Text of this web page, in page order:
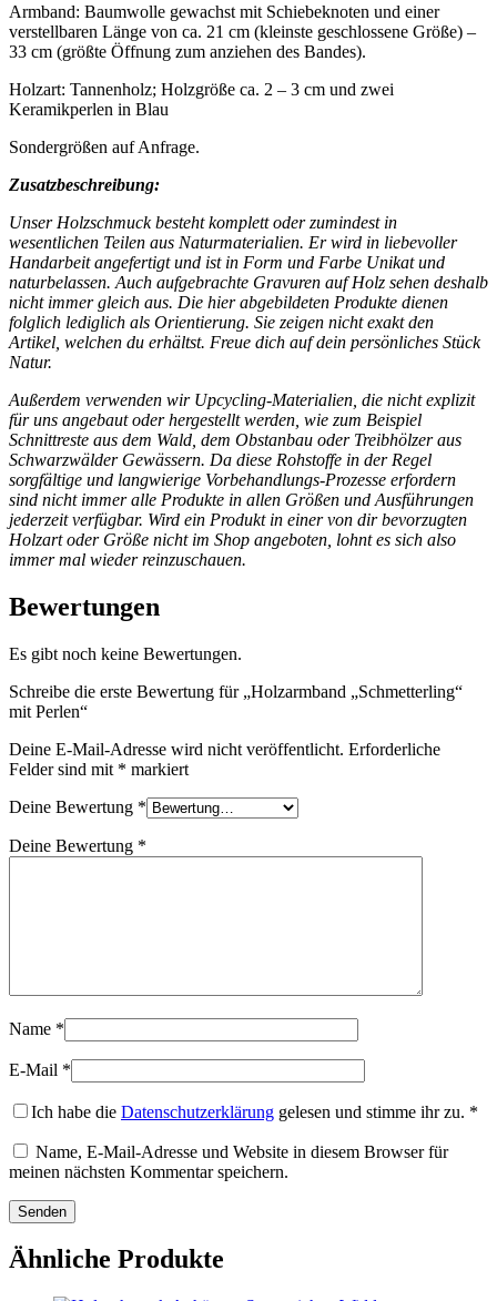
Armband: Baumwolle gewachst mit Schiebeknoten und einer
verstellbaren Länge von ca. 21 cm (kleinste geschlossene Größe) –
33 cm (größte Öffnung zum anziehen des Bandes).
Holzart: Tannenholz; Holzgröße ca. 2 – 3 cm und zwei
Keramikperlen in Blau
Sondergrößen auf Anfrage.
Zusatzbeschreibung:
Unser Holzschmuck besteht komplett oder zumindest in
wesentlichen Teilen aus Naturmaterialien. Er wird in liebevoller
Handarbeit angefertigt und ist in Form und Farbe Unikat und
naturbelassen. Auch aufgebrachte Gravuren auf Holz sehen deshalb
nicht immer gleich aus. Die hier abgebildeten Produkte dienen
folglich lediglich als Orientierung. Sie zeigen nicht exakt den
Artikel, welchen du erhältst. Freue dich auf dein persönliches Stück
Natur.
Außerdem verwenden wir Upcycling-Materialien, die nicht explizit
für uns angebaut oder hergestellt werden, wie zum Beispiel
Schnittreste aus dem Wald, dem Obstanbau oder Treibhölzer aus
Schwarzwälder Gewässern. Da diese Rohstoffe in der Regel
sorgfältige und langwierige Vorbehandlungs-Prozesse erfordern
sind nicht immer alle Produkte in allen Größen und Ausführungen
jederzeit verfügbar. Wird ein Produkt in einer von dir bevorzugten
Holzart oder Größe nicht im Shop angeboten, lohnt es sich also
immer mal wieder reinzuschauen.
Bewertungen
Es gibt noch keine Bewertungen.
Schreibe die erste Bewertung für „Holzarmband „Schmetterling“
mit Perlen“
Deine E-Mail-Adresse wird nicht veröffentlicht. Erforderliche
Felder sind mit * markiert
Deine Bewertung *
Deine Bewertung *
Name *
E-Mail *
Ich habe die Datenschutzerklärung gelesen und stimme ihr zu. *
Name, E-Mail-Adresse und Website in diesem Browser für
meinen nächsten Kommentar speichern.
Ähnliche Produkte